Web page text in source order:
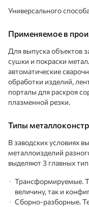
Универсального
Применяемое в
Для выпуска объектов
сушки и покраски
автоматические
обработки изделий,
порталы для раскроя
плазменной резки.
Типы
В заводских условиях
металлоизделий
выделяют 3 главных
Трансформируемые.
величину, так и
Сборно-разборные.